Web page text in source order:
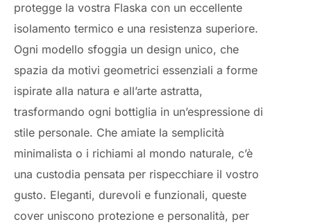
protegge la vostra Flaska con un eccellente
isolamento termico e una resistenza superiore.
Ogni modello sfoggia un design unico, che
spazia da motivi geometrici essenziali a forme
ispirate alla natura e all’arte astratta,
trasformando ogni bottiglia in un’espressione di
stile personale. Che amiate la semplicità
minimalista o i richiami al mondo naturale, c’è
una custodia pensata per rispecchiare il vostro
gusto. Eleganti, durevoli e funzionali, queste
cover uniscono protezione e personalità, per